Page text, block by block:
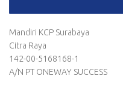
Mandiri KCP Surabaya
Citra Raya
142-00-5168168-1
A/N PT ONEWAY SUCCESS